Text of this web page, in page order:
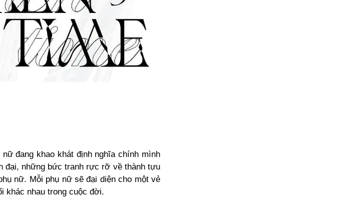
đang khao khát định nghĩa chính mình
đại, những bức tranh rực rỡ về thành tựu
nữ. Mỗi phụ nữ sẽ đại diện cho một vẻ
khác nhau trong cuộc đời.